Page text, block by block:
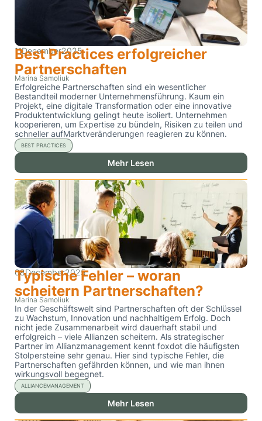
11December2025
Best Practices erfolgreicher
Partnerschaften
Marina Samoliuk
Erfolgreiche Partnerschaften sind ein wesentlicher
Bestandteil moderner Unternehmensführung. Kaum ein
Projekt, eine digitale Transformation oder eine innovative
Produktentwicklung gelingt heute isoliert. Unternehmen
kooperieren, um Expertise zu bündeln, Risiken zu teilen und
schneller aufMarktveränderungen reagieren zu können.
Mehr Lesen
BEST PRACTICES
08December2025
Typische Fehler – woran
scheitern Partnerschaften?
Marina Samoliuk
In der Geschäftswelt sind Partnerschaften oft der Schlüssel
zu Wachstum, Innovation und nachhaltigem Erfolg. Doch
nicht jede Zusammenarbeit wird dauerhaft stabil und
erfolgreich – viele Allianzen scheitern. Als strategischer
Partner im Allianzmanagement kennt foxdot die häufigsten
Stolpersteine sehr genau. Hier sind typische Fehler, die
Partnerschaften gefährden können, und wie man ihnen
wirkungsvoll begegnet.
Mehr Lesen
ALLIANCEMANAGEMENT